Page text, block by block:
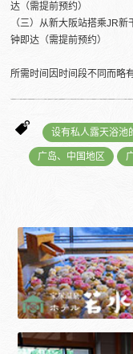
达（需提前预约）
（三）从新大阪站搭乘JR
钟即达（需提前预约）
所需时间因时间段不同而略
设有私人露天浴池
广岛、中国地区